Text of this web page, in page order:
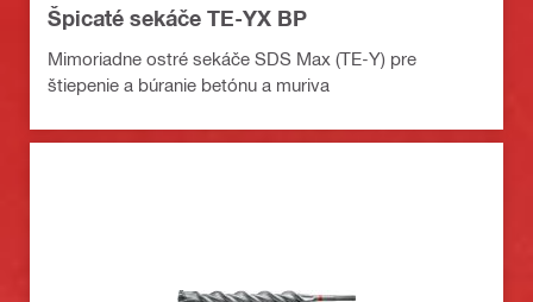
Špicaté sekáče TE-YX BP
Mimoriadne ostré sekáče SDS Max (TE-Y) pre
štiepenie a búranie betónu a muriva